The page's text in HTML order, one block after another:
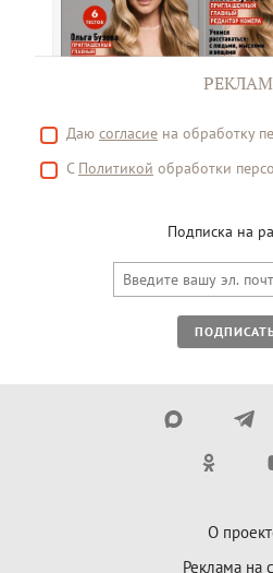
Даю согласие на обработку
С Политикой обработки
Подписка на
О
Реклама на